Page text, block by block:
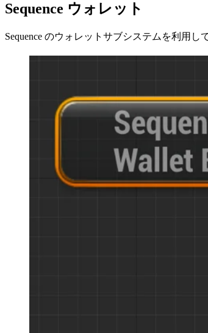
Sequence ウォレット
Sequence のウォレットサブシステムを利用